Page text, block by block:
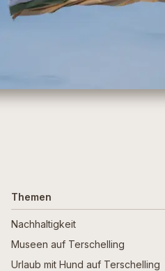
Themen
Nachhaltigkeit
Museen auf Terschelling
Urlaub mit Hund auf Terschelling